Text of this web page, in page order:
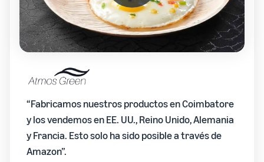
“Fabricamos nuestros productos en Coimbatore
y los vendemos en EE. UU., Reino Unido, Alemania
y Francia. Esto solo ha sido posible a través de
Amazon”.